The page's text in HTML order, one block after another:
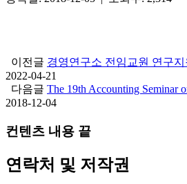
이전글 경영연구소 전임교원 연구지
2022-04-21
다음글 The 19th Accounting Seminar
2018-12-04
컨텐츠 내용 끝
연락처 및 저작권